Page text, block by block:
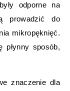
odporne na
prowadzić do
mikropęknięć.
sposób,
znaczenie dla